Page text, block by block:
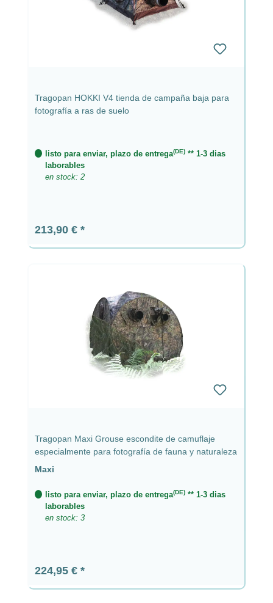
Tragopan HOKKI V4 tienda de campaña baja para
fotografía a ras de suelo
listo para enviar, plazo de entrega(DE) ** 1-3 dias
laborables
en stock: 2
Precio normal:
213,90 €
Tragopan Maxi Grouse escondite de camuflaje
especialmente para fotografía de fauna y naturaleza
Maxi
listo para enviar, plazo de entrega(DE) ** 1-3 dias
laborables
en stock: 3
Precio normal:
224,95 €